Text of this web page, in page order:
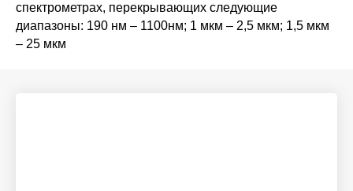
спектрометрах, перекрывающих следующие
диапазоны: 190 нм – 1100нм; 1 мкм – 2,5 мкм; 1,5 мкм
– 25 мкм